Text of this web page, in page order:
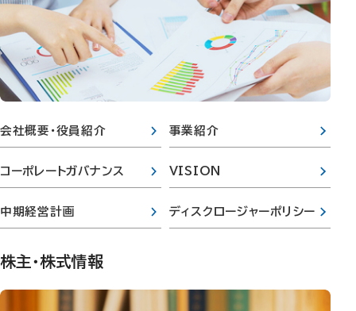
会社概要・役員紹介 事業紹介
コーポレートガバナンス VISION
中期経営計画 ディスクロージャーポリシー
株主・株式情報